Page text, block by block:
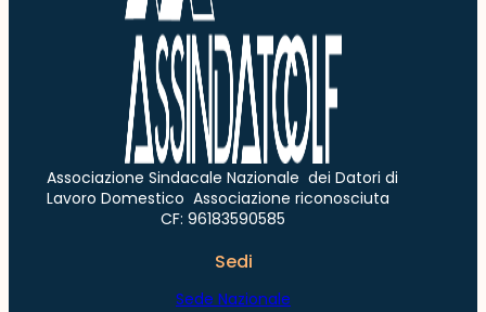
Associazione Sindacale Nazionale dei Datori di
Lavoro Domestico Associazione riconosciuta
CF: 96183590585
Sedi
Sede Nazionale